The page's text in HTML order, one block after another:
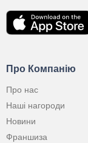
Про Компанію
Про нас
Наші нагороди
Новини
Франшиза